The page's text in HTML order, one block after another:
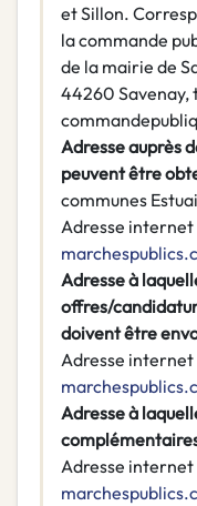
et Sillon.
la commande
de la mairie de
44260 Savenay,
Adresse auprès
peuvent être
communes
Adresse internet
Adresse à
offres/
doivent être
Adresse internet
Adresse à
Adresse internet